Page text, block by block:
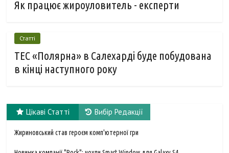
Як працює жироуловитель - експерти
Статті
ТЕС «Полярна» в Салехарді буде побудована
в кінці наступного року
Цікаві Статті Вибір Редакції
Жириновський став героєм комп'ютерної гри